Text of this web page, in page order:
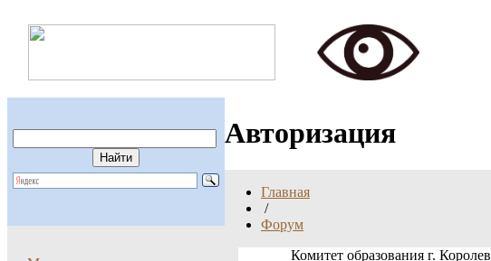
Авторизация
Главная
/
Форум
Комитет образования г. Королев